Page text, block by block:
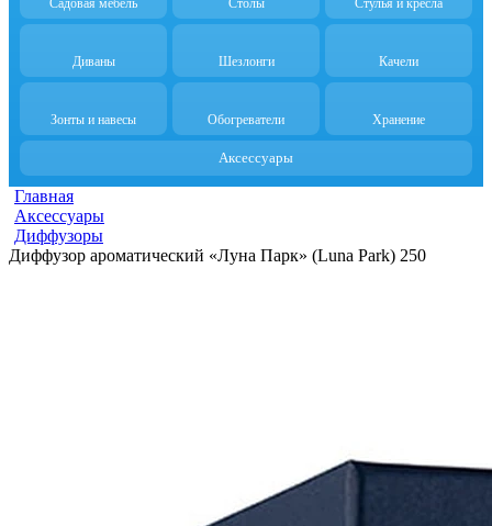
Садовая мебель Столы Стулья и кресла
Диваны Шезлонги Качели
Зонты и навесы Обогреватели Хранение
Аксессуары
Главная
Аксессуары
Диффузоры
Диффузор ароматический «Луна Парк» (Luna Park) 250